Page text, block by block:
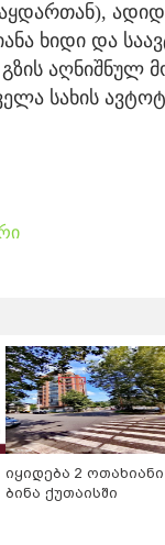
ხიდი და
აღნიშნულ
სახის
იყიდება 2 ოთახიანი
ბინა ქუთაისში